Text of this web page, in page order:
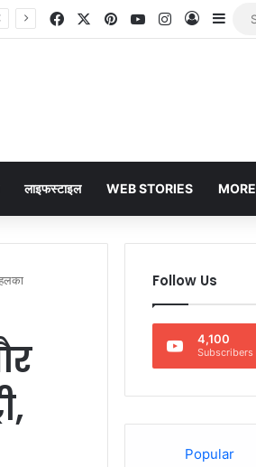
FacebookPinterestYouTubeInstagram
Log In
लाइफस्टाइल WEB STORIES MORE
Follow Us
4,100
Subscribers
Popular